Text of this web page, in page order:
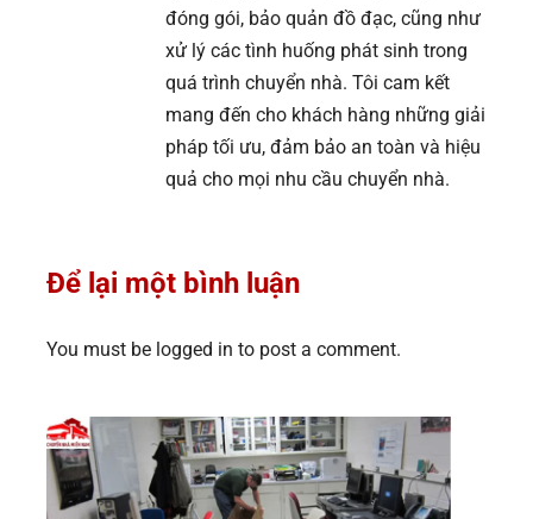
đóng gói, bảo quản đồ đạc, cũng như
xử lý các tình huống phát sinh trong
quá trình chuyển nhà. Tôi cam kết
mang đến cho khách hàng những giải
pháp tối ưu, đảm bảo an toàn và hiệu
quả cho mọi nhu cầu chuyển nhà.
Để lại một bình luận
You must be logged in to post a comment.